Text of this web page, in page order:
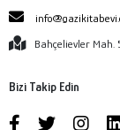
Bahçelievler Mah.
Bizi Takip Edin